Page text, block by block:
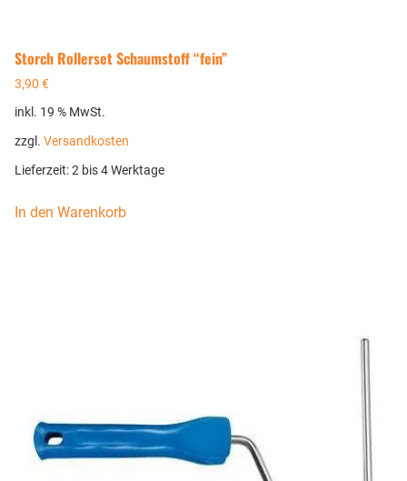
Storch Rollerset Schaumstoff “fein”
3,90 €
inkl. 19 % MwSt.
zzgl. Versandkosten
Lieferzeit:2 bis 4 Werktage
In den Warenkorb